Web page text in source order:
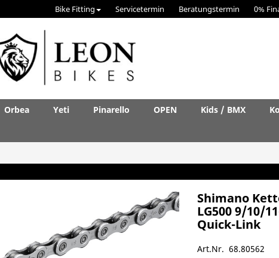
Bike Fitting Servicetermin Beratungstermin 0%
Orbea Yeti Pinarello OPEN Kids / BMX
Shimano
LG500 9/10/
Quick-Link
Art.Nr. 68.80562